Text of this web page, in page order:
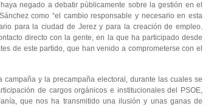
negado a debatir públicamente sobre la gestión en el
como “el cambio responsable y necesario en esta
para la ciudad de Jerez y para la creación de empleo.
directo con la gente, en la que ha participado desde
de este partido, que han venido a comprometerse con el
y la precampaña electoral, durante las cuales se
de cargos orgánicos e institucionales del PSOE,
que nos ha transmitido una ilusión y unas ganas de